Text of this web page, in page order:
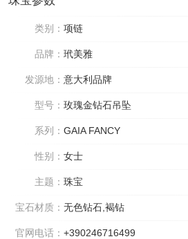
类别： 项链
品牌： 玳美雅
发源地： 意大利品牌
型号： 玫瑰金钻石吊坠
系列： GAIA FANCY
性别： 女士
主题： 珠宝
宝石材质： 无色钻石,褐钻
官网电话： +390246716499